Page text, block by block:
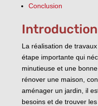
Conclusion
Introduction
La réalisation de
étape importante qui
minutieuse et une
rénover une maison,
aménager un jardin, il
besoins et de trouver